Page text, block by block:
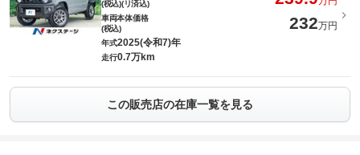
(税込)(リ済込)
車両本体価格
(税込)
232万円
年式2025(令和7)年
走行0.7万km
この販売店の在庫一覧を見る